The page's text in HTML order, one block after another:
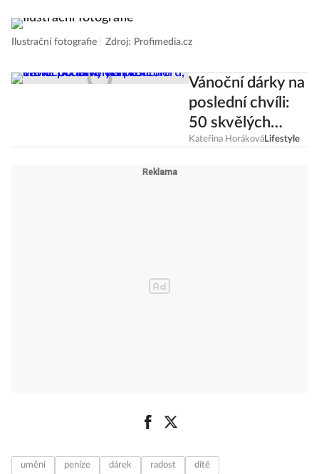
Ilustrační fotografie Zdroj: Profimedia.cz
Vánoční dárky na
poslední chvíli:
50 skvělých
voucherů, které
Kateřina HorákováLifestyle
umění peníze dárek radost
dítě